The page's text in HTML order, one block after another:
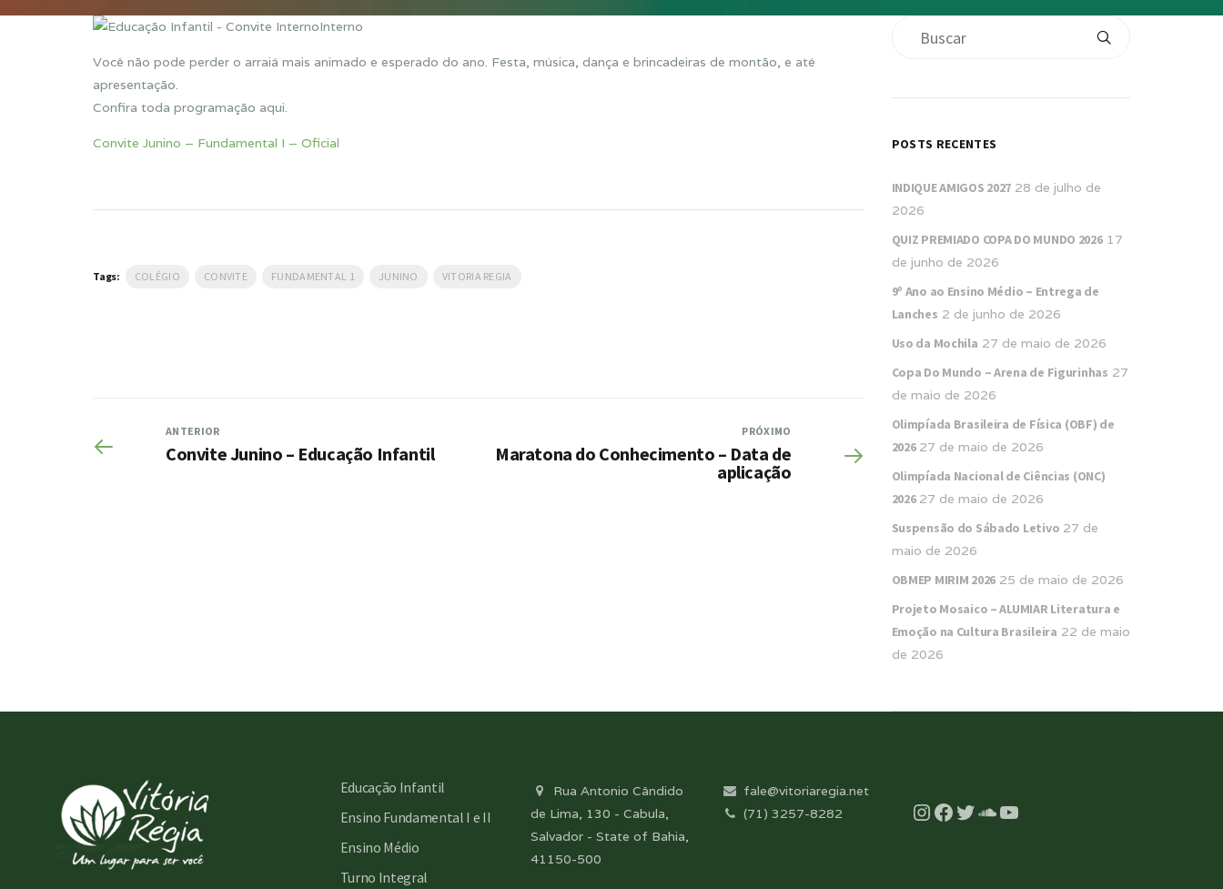
Você não pode perder o arraiá mais animado e esperado do ano. Festa, música, dança e brincadeiras de montão, e até
apresentação.
Confira toda programação aqui.
Convite Junino – Fundamental I – Oficial
Tags: COLÉGIO CONVITE FUNDAMENTAL 1 JUNINO VITORIA REGIA
ANTERIOR
Convite Junino – Educação Infantil
PRÓXIMO
Maratona do Conhecimento – Data de
aplicação
POSTS RECENTES
INDIQUE AMIGOS 2027 28 de julho de
2026
QUIZ PREMIADO COPA DO MUNDO 2026 17
de junho de 2026
9º Ano ao Ensino Médio – Entrega de
Lanches 2 de junho de 2026
Uso da Mochila 27 de maio de 2026
Copa Do Mundo – Arena de Figurinhas 27
de maio de 2026
Olimpíada Brasileira de Física (OBF) de
2026 27 de maio de 2026
Olimpíada Nacional de Ciências (ONC)
2026 27 de maio de 2026
Suspensão do Sábado Letivo 27 de
maio de 2026
OBMEP MIRIM 2026 25 de maio de 2026
Projeto Mosaico – ALUMIAR Literatura e
Emoção na Cultura Brasileira 22 de maio
de 2026
Educação Infantil
Ensino Fundamental I e II
Ensino Médio
Turno Integral
Rua Antonio Cândido
de Lima, 130 - Cabula,
Salvador - State of Bahia,
41150-500
fale@vitoriaregia.net
(71) 3257-8282
Instagram
Facebook
Twitter
Soundcloud
YouTube